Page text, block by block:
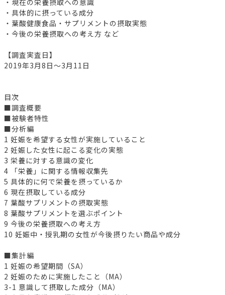
・具体的に摂っている成分
・葉酸健康食品・サプリメントの摂取実態
・今後の栄養摂取への考え方 など
【調査実査日】
2019年3月8日～3月11日
目次
■調査概要
■被験者特性
■分析編
1 妊娠を希望する女性が実施していること
2 妊娠した女性に起こる変化の実態
3 栄養に対する意識の変化
4 「栄養」に関する情報収集先
5 具体的に何で栄養を摂っているか
6 現在摂取している成分
7 葉酸サプリメントの摂取実態
8 葉酸サプリメントを選ぶポイント
9 今後の栄養摂取への考え方
10 妊娠中・授乳期の女性が今後摂りたい商品や成分
■集計編
1 妊娠の希望期間（SA）
2 妊娠のために実施したこと（MA）
3-1 意識して摂取した成分（MA）